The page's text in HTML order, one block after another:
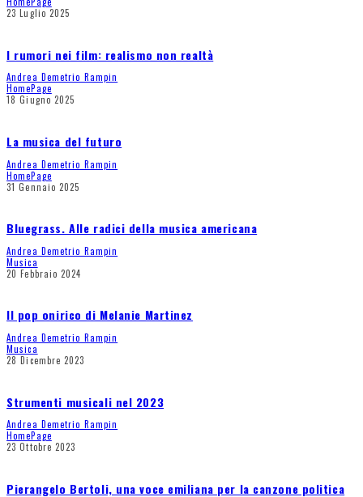
23 Luglio 2025
I rumori nei film: realismo non realtà
Andrea Demetrio Rampin
HomePage
18 Giugno 2025
La musica del futuro
Andrea Demetrio Rampin
HomePage
31 Gennaio 2025
Bluegrass. Alle radici della musica americana
Andrea Demetrio Rampin
Musica
20 Febbraio 2024
Il pop onirico di Melanie Martinez
Andrea Demetrio Rampin
Musica
28 Dicembre 2023
Strumenti musicali nel 2023
Andrea Demetrio Rampin
HomePage
23 Ottobre 2023
Pierangelo Bertoli, una voce emiliana per la canzone politica